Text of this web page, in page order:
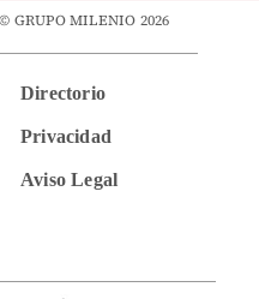
GRUPO MILENIO 2026
Directorio
Privacidad
Aviso Legal